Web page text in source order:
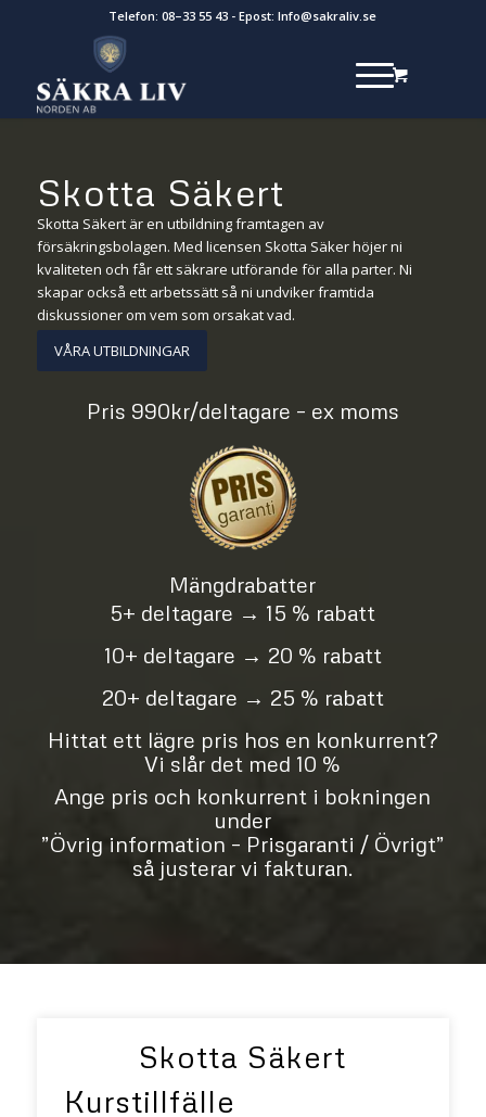
Telefon:08–33 55 43 - Epost:Info@sakraliv.se
Skotta Säkert
Skotta Säkert är en utbildning framtagen av
försäkringsbolagen. Med licensen Skotta Säker höjer ni
kvaliteten och får ett säkrare utförande för alla parter. Ni
skapar också ett arbetssätt så ni undviker framtida
diskussioner om vem som orsakat vad.
VÅRA UTBILDNINGAR
Pris 990kr/deltagare – ex moms
Mängdrabatter
5+ deltagare → 15 % rabatt
10+ deltagare → 20 % rabatt
20+ deltagare → 25 % rabatt
Hittat ett lägre pris hos en konkurrent?
Vi slår det med 10 %
Ange pris och konkurrent i bokningen
under
”Övrig information – Prisgaranti / Övrigt”
så justerar vi fakturan.
Skotta Säkert
Kurstillfälle